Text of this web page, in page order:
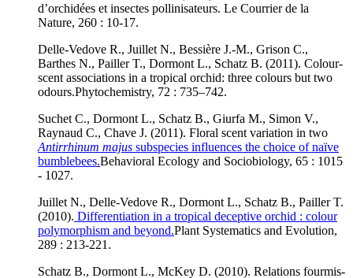
d’orchidées et insectes pollinisateurs. Le Courrier de la
Nature, 260 : 10-17.
Delle-Vedove R., Juillet N., Bessière J.-M., Grison C.,
Barthes N., Pailler T., Dormont L., Schatz B. (2011). Colour-
scent associations in a tropical orchid: three colours but two
odours.Phytochemistry, 72 : 735–742.
Suchet C., Dormont L., Schatz B., Giurfa M., Simon V.,
Raynaud C., Chave J. (2011). Floral scent variation in two
Antirrhinum majus subspecies influences the choice of naïve
bumblebees.Behavioral Ecology and Sociobiology, 65 : 1015
- 1027.
Juillet N., Delle-Vedove R., Dormont L., Schatz B., Pailler T.
(2010). Differentiation in a tropical deceptive orchid : colour
polymorphism and beyond.Plant Systematics and Evolution,
289 : 213-221.
Schatz B., Dormont L., McKey D. (2010). Relations fourmis-